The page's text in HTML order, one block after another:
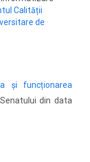
Calității
de
și funcționarea
din data